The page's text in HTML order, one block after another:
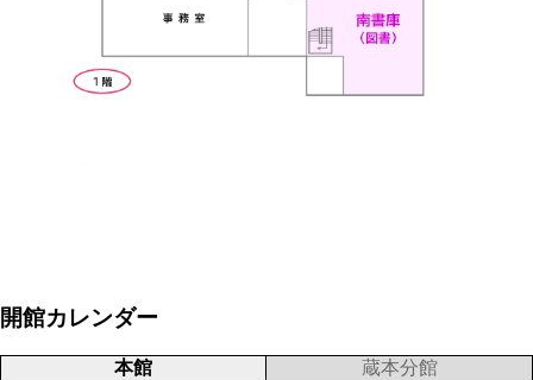
開館カレンダー
本館 蔵本分館